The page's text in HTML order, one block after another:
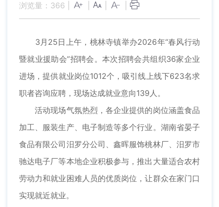
浏览量： 366
3月25日上午，桃林寺镇举办2026年“春风行动
暨就业援助会”招聘会。本次招聘会共组织36家企业
进场，提供就业岗位1012个，吸引线上线下623名求
职者咨询应聘，现场达成就业意向139人。
活动现场气氛热烈，各企业提供的岗位涵盖食品
加工、服装生产、电子制造等多个行业。湖南省晏子
食品有限公司汨罗分公司、鑫晖服饰桃林厂、汨罗市
驰达电子厂等本地企业积极参与，推出大量适合农村
劳动力和就业困难人员的优质岗位，让群众在家门口
实现就近就业。